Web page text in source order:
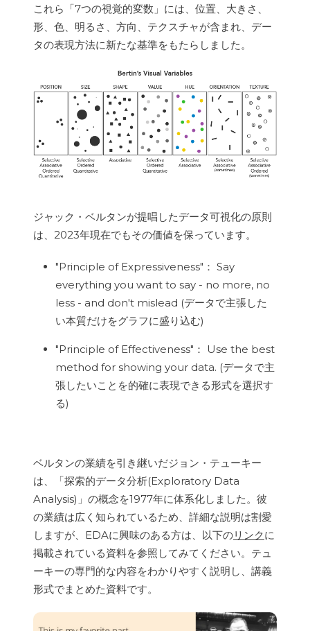
これら「7つの視覚的変数」には、位置、大きさ、
形、色、明るさ、方向、テクスチャが含まれ、デー
タの表現方法に新たな基準をもたらしました。
ジャック・ベルタンが提唱したデータ可視化の原則
は、2023年現在でもその価値を保っています。
"Principle of Expressiveness"： Say
everything you want to say - no more, no
less - and don't mislead (データで主張した
い本質だけをグラフに盛り込む)
"Principle of Effectiveness"： Use the best
method for showing your data. (データで主
張したいことを的確に表現できる形式を選択す
る)
ベルタンの業績を引き継いだジョン・テューキー
は、「探索的データ分析(Exploratory Data
Analysis)」の概念を1977年に体系化しました。彼
の業績は広く知られているため、詳細な説明は割愛
しますが、EDAに興味のある方は、以下のリンクに
掲載されている資料を参照してみてください。テュ
ーキーの専門的な内容をわかりやすく説明し、講義
形式でまとめた資料です。